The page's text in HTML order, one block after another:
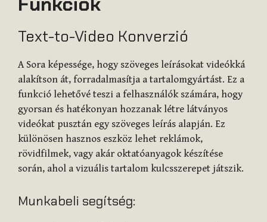
Text-to-Video Konverzió
A Sora képessége, hogy szöveges leírásokat videókká
alakítson át, forradalmasítja a tartalomgyártást. Ez a
funkció lehetővé teszi a felhasználók számára, hogy
gyorsan és hatékonyan hozzanak létre látványos
videókat pusztán egy szöveges leírás alapján. Ez
különösen hasznos eszköz lehet reklámok,
rövidfilmek, vagy akár oktatóanyagok készítése
során, ahol a vizuális tartalom kulcsszerepet játszik.
Munkabeli segítség: